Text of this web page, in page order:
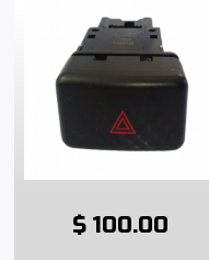
$ 100.00